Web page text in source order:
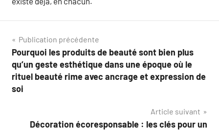
Navigation
de
l’article
Publication précédente
Pourquoi les produits de beauté sont bien plus
qu’un geste esthétique dans une époque où le
rituel beauté rime avec ancrage et expression de
soi
Article suivant
Décoration écoresponsable : les clés pour un